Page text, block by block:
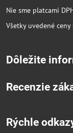
Nie sme platcami
Všetky uvedené
Dôležite
Recenzie
Rýchle